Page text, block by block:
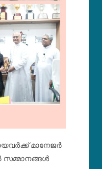
മാനേജർ
സമ്മാനങ്ങൾ